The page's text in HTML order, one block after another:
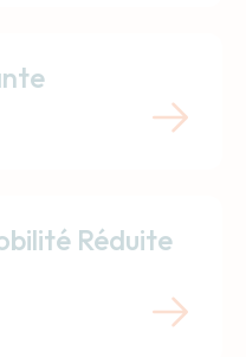
Réduite